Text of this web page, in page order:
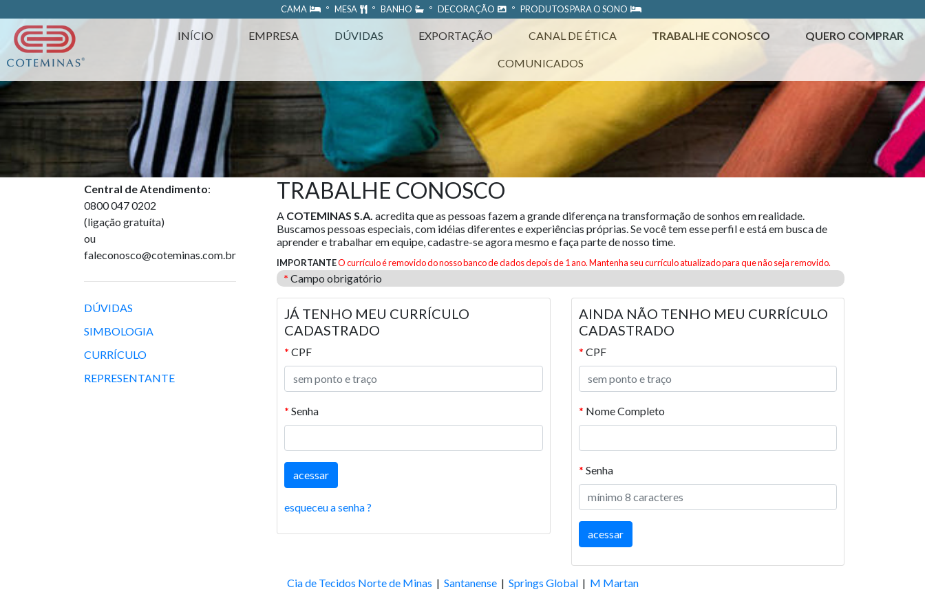
CAMA º MESA º BANHO º DECORAÇÃO º PRODUTOS PARA O SONO
INÍCIO EMPRESA DÚVIDAS EXPORTAÇÃO CANAL DE ÉTICA TRABALHE CONOSCO QUERO COMPRAR
COMUNICADOS
Central de Atendimento:
0800 047 0202
(ligação gratuíta)
ou
faleconosco@coteminas.com.br
DÚVIDAS
SIMBOLOGIA
CURRÍCULO
REPRESENTANTE
TRABALHE CONOSCO
A COTEMINAS S.A. acredita que as pessoas fazem a grande diferença na transformação de sonhos em realidade.
Buscamos pessoas especiais, com idéias diferentes e experiências próprias. Se você tem esse perfil e está em busca de
aprender e trabalhar em equipe, cadastre-se agora mesmo e faça parte de nosso time.
IMPORTANTEO currículo é removido do nosso banco de dados depois de 1 ano. Mantenha seu currículo atualizado para que não seja removido.
* Campo obrigatório
JÁ TENHO MEU CURRÍCULO
CADASTRADO
* CPF
* Senha
esqueceu a senha ?
AINDA NÃO TENHO MEU CURRÍCULO
CADASTRADO
* CPF
* Nome Completo
* Senha
Cia de Tecidos Norte de Minas | Santanense | Springs Global | M Martan